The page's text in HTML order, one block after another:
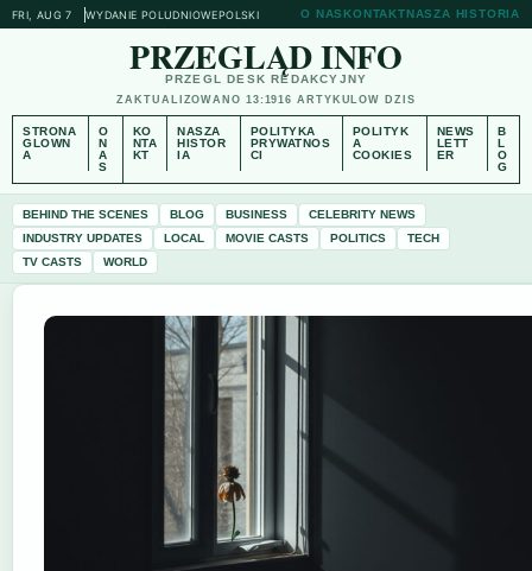
FRI, AUG 7 WYDANIE POLUDNIOWEPOLSKI O NASKONTAKTNASZA HISTORIA
PRZEGLĄD INFO
PRZEGL DESK REDAKCYJNY
ZAKTUALIZOWANO 13:1916 ARTYKULOW DZIS
STRONA
GLOWN
A
O
N
A
S
KO
NTA
KT
NASZA
HISTOR
IA
POLITYKA
PRYWATNOS
CI
POLITYK
A
COOKIES
NEWS
LETT
ER
B
L
O
G
BEHIND THE SCENES BLOG BUSINESS
CELEBRITY NEWS
INDUSTRY UPDATES
LOCAL MOVIE CASTS POLITICS
TECH
TV CASTS
WORLD